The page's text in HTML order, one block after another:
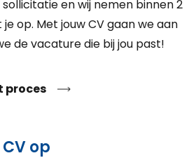
verwerkingen.
en wij nemen binnen 2
op. Met jouw CV gaan we aan
de vacature die bij jou past!
proces
op